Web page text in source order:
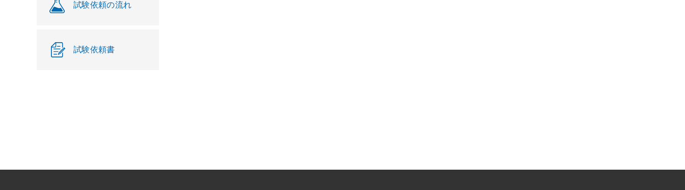
試験依頼の流れ
試験依頼書